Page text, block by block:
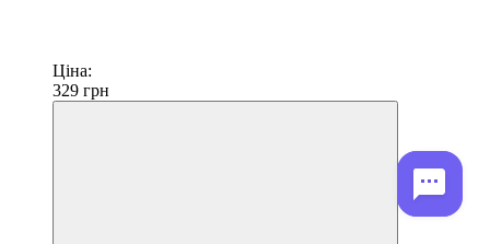
Ціна:
329 грн